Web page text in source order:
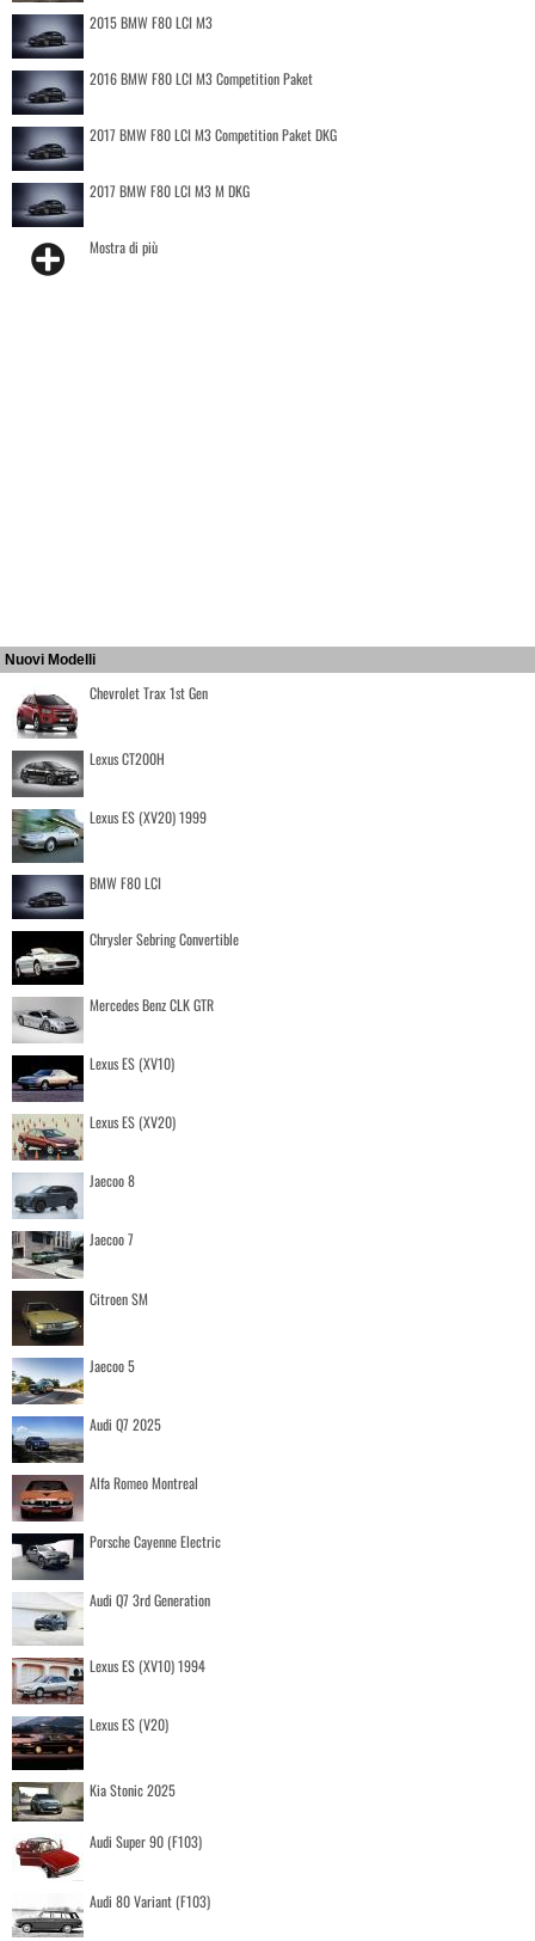
2015 BMW F80 LCI M3
2016 BMW F80 LCI M3 Competition Paket
2017 BMW F80 LCI M3 Competition Paket DKG
2017 BMW F80 LCI M3 M DKG
Mostra di più
Nuovi Modelli
Chevrolet Trax 1st Gen
Lexus CT200H
Lexus ES (XV20) 1999
BMW F80 LCI
Chrysler Sebring Convertible
Mercedes Benz CLK GTR
Lexus ES (XV10)
Lexus ES (XV20)
Jaecoo 8
Jaecoo 7
Citroen SM
Jaecoo 5
Audi Q7 2025
Alfa Romeo Montreal
Porsche Cayenne Electric
Audi Q7 3rd Generation
Lexus ES (XV10) 1994
Lexus ES (V20)
Kia Stonic 2025
Audi Super 90 (F103)
Audi 80 Variant (F103)